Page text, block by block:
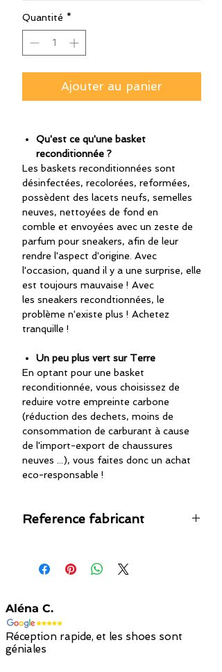
Quantité *
Ajouter au panier
Qu'est ce qu'une basket
reconditionnée ?
Les baskets reconditionnées sont
désinfectées, recolorées, reformées,
possèdent des lacets neufs, semelles
neuves, nettoyées de fond en
comble et envoyées avec un zeste de
parfum pour sneakers, afin de leur
rendre l'aspect d'origine. Avec
l'occasion, quand il y a une surprise, elle
est toujours mauvaise ! Avec
les sneakers recondtionnées, le
problème n'existe plus ! Achetez
tranquille !
Un peu plus vert sur Terre
En optant pour une basket
reconditionnée, vous choisissez de
reduire votre empreinte carbone
(réduction des dechets, moins de
consommation de carburant à cause
de l'import-export de chaussures
neuves ...), vous faites donc un achat
eco-responsable !
Reference fabricant
Aléna C.
Réception rapide, et les shoes sont
géniales